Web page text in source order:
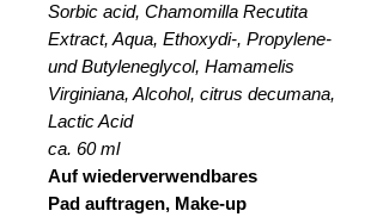
Sorbic acid, Chamomilla Recutita
Extract, Aqua, Ethoxydi-, Propylene-
und Butyleneglycol, Hamamelis
Virginiana, Alcohol, citrus decumana,
Lactic Acid
ca. 60 ml
Auf wiederverwendbares
Pad auftragen, Make-up